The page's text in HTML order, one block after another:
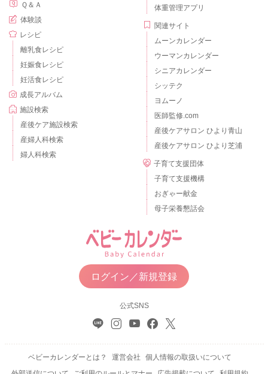
Ｑ＆Ａ
体験談
レシピ
離乳食レシピ
妊娠食レシピ
妊活食レシピ
成長アルバム
施設検索
産後ケア施設検索
産婦人科検索
婦人科検索
体重管理アプリ
関連サイト
ムーンカレンダー
ウーマンカレンダー
シニアカレンダー
シッテク
ヨムーノ
医師監修.com
産後ケアサロン ひより青山
産後ケアサロン ひより芝浦
子育て支援団体
子育て支援機構
おぎゃー献金
母子栄養懇話会
ログイン／新規登録
公式SNS
ベビーカレンダーとは？ 運営会社
個人情報の取扱いについて